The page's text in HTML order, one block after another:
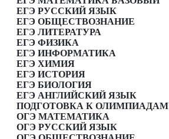
ЕГЭ РУССКИЙ ЯЗЫК
ЕГЭ ОБЩЕСТВОЗНАНИЕ
ЕГЭ ЛИТЕРАТУРА
ЕГЭ ФИЗИКА
ЕГЭ ИНФОРМАТИКА
ЕГЭ ХИМИЯ
ЕГЭ ИСТОРИЯ
ЕГЭ БИОЛОГИЯ
ЕГЭ АНГЛИЙСКИЙ ЯЗЫК
ПОДГОТОВКА К ОЛИМПИАДАМ
ОГЭ МАТЕМАТИКА
ОГЭ РУССКИЙ ЯЗЫК